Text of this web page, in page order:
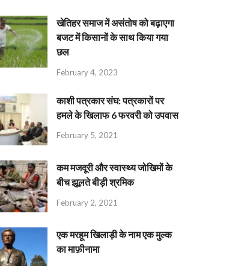
खेतिहर समाज में असंतोष को बढ़ाएगा
बजट में किसानों के साथ किया गया
छल
February 4, 2023
काशी पत्रकार संघ: पत्रकारों पर
हमले के खिलाफ 6 फरवरी को उपवास
February 5, 2021
कम मजदूरी और स्वास्थ्य जोखिमों के
बीच झूलते बीड़ी श्रमिक
February 2, 2021
एक मरहूम खिलाड़ी के नाम एक मुल्क
का माफ़ीनामा